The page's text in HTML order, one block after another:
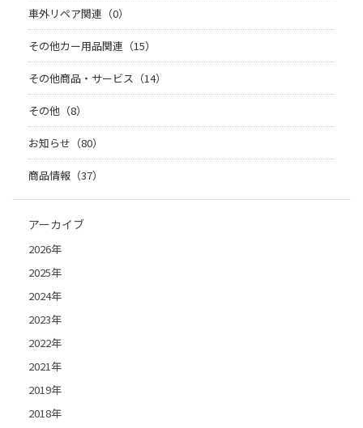
車外リペア関連（0）
その他カー用品関連（15）
その他商品・サービス（14）
その他（8）
お知らせ（80）
商品情報（37）
アーカイブ
2026年
2025年
2024年
2023年
2022年
2021年
2019年
2018年